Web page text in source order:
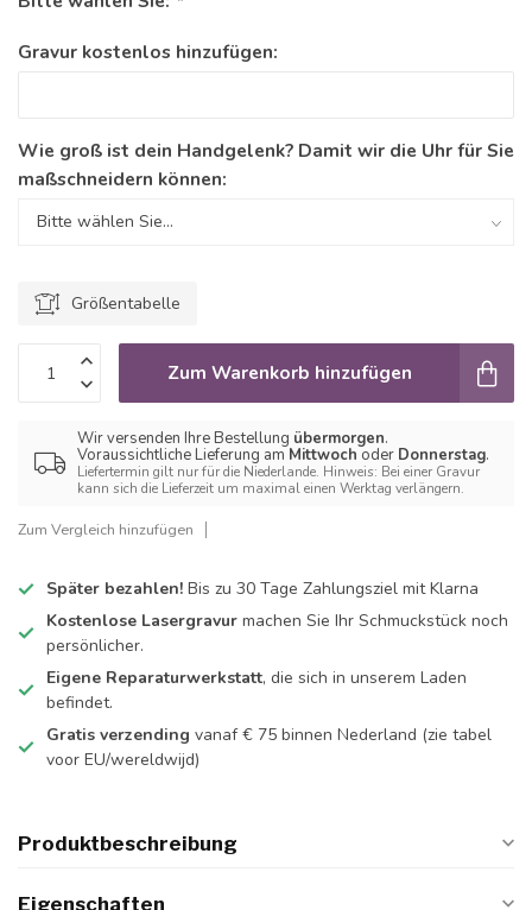
Gravur kostenlos hinzufügen:
Wie groß ist dein Handgelenk? Damit wir die Uhr für Sie
maßschneidern können:
Größentabelle
Zum Warenkorb hinzufügen
Wir versenden Ihre Bestellung übermorgen.
Voraussichtliche Lieferung am Mittwoch oder Donnerstag.
Liefertermin gilt nur für die Niederlande. Hinweis: Bei einer Gravur
kann sich die Lieferzeit um maximal einen Werktag verlängern.
Zum Vergleich hinzufügen
Später bezahlen! Bis zu 30 Tage Zahlungsziel mit Klarna
Kostenlose Lasergravur machen Sie Ihr Schmuckstück noch
persönlicher.
Eigene Reparaturwerkstatt, die sich in unserem Laden
befindet.
Gratis verzending vanaf € 75 binnen Nederland (zie tabel
voor EU/wereldwijd)
Produktbeschreibung
Eigenschaften